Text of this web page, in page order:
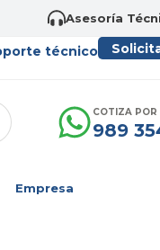
Asesoría
técnico
COTIZA
989
Empresa